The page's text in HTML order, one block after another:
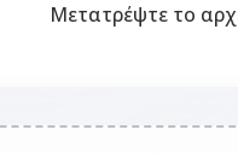
Μετατρέψτε το